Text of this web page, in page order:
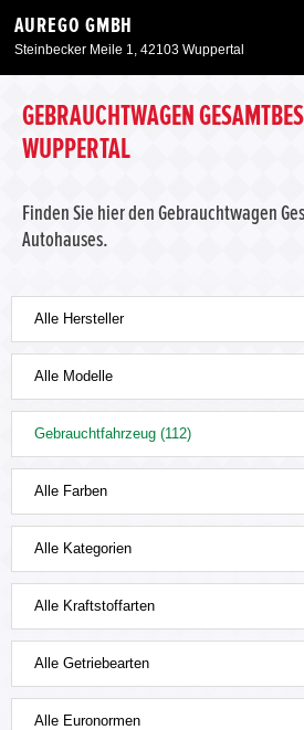
AUREGO GMBH
Steinbecker Meile 1, 42103 Wuppertal
Neuwagen
Angebote
Service & Zubehör
Unser Autohaus
GEBRAUCHTWAGEN
WUPPERTAL
Finden Sie hier den Gebrauchtwagen
Autohauses.
Alle Hersteller
Alle Modelle
Gebrauchtfahrzeug (112)
Alle Farben
Alle Kategorien
Alle Kraftstoffarten
Alle Getriebearten
Alle Euronormen